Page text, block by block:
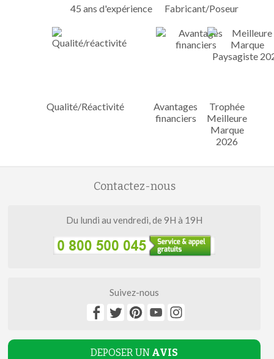
45 ans d'expérience Fabricant/Poseur
Qualité/Réactivité
Avantages
financiers
Trophée
Meilleure
Marque
2026
Contactez-nous
Du lundi au vendredi, de 9H à 19H
Suivez-nous
DEPOSER UN AVIS